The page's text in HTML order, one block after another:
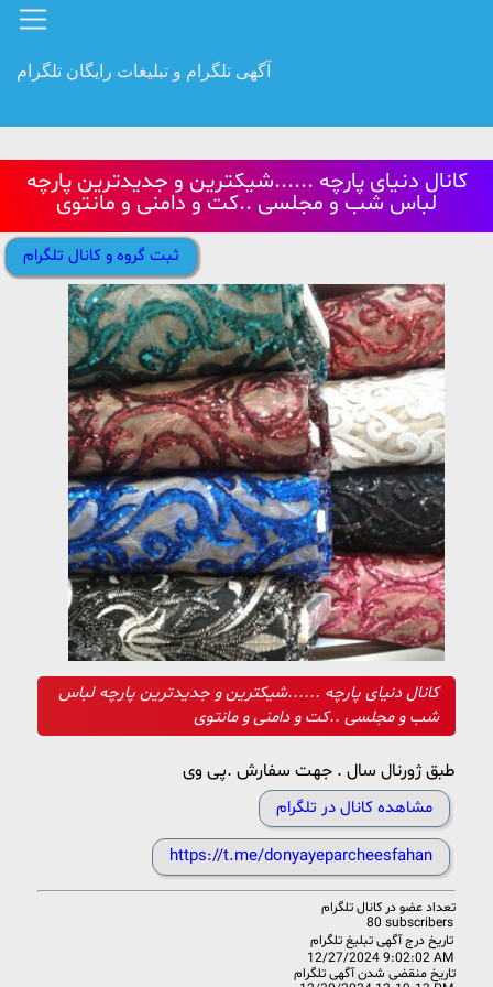
آگهی تلگرام و تبلیغات رایگان تلگرام
کانال دنیای پارچه ......شیکترین و جدیدترین پارچه
لباس شب و مجلسی ..کت و دامنی و مانتوی
ثبت گروه و کانال تلگرام
کانال دنیای پارچه ......شیکترین و جدیدترین پارچه لباس
شب و مجلسی ..کت و دامنی و مانتوی
طبق ژورنال سال . جهت سفارش .پی وی
مشاهده کانال در تلگرام
https://t.me/donyayeparcheesfahan
تعداد عضو در کانال تلگرام
80 subscribers
تاریخ درج آگهی تبلیغ تلگرام
12/27/2024 9:02:02 AM
تاریخ منقضی شدن آگهی تلگرام